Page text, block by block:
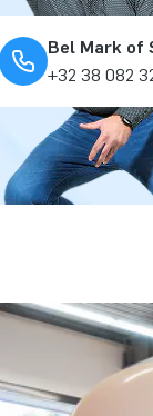
Bel Mark of
+32 38 082